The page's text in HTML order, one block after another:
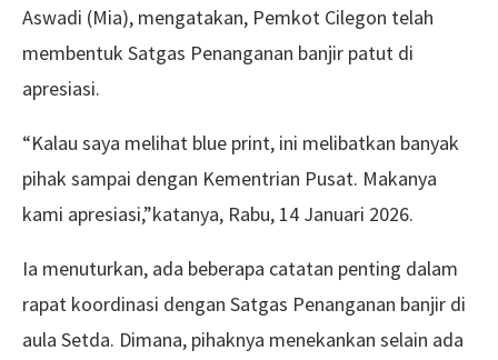
Aswadi (Mia), mengatakan, Pemkot Cilegon telah
membentuk Satgas Penanganan banjir patut di
apresiasi.
“Kalau saya melihat blue print, ini melibatkan banyak
pihak sampai dengan Kementrian Pusat. Makanya
kami apresiasi,”katanya, Rabu, 14 Januari 2026.
Ia menuturkan, ada beberapa catatan penting dalam
rapat koordinasi dengan Satgas Penanganan banjir di
aula Setda. Dimana, pihaknya menekankan selain ada